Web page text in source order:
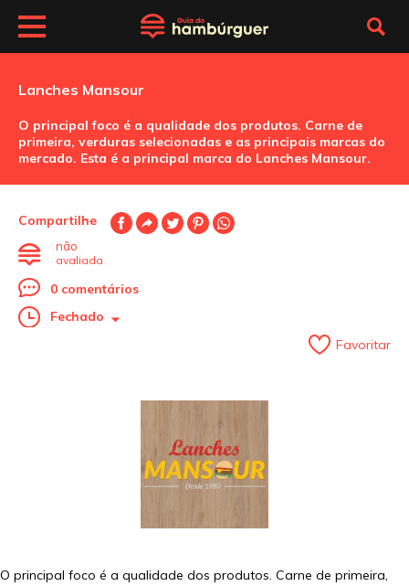
Lanches Mansour
O principal foco é a qualidade dos produtos. Carne de
primeira, verduras selecionadas e as principais marcas do
mercado. Esta é a principal marca do Lanches Mansour.
Compartilhe
não
avaliada
0 comentários
Fechado
Favoritar
O principal foco é a qualidade dos produtos. Carne de primeira,